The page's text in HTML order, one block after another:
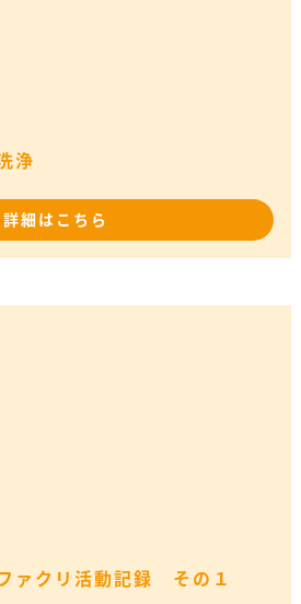
浄
詳細はこちら
ァクリ活動記録 その１